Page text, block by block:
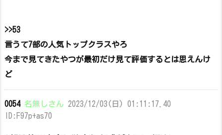
>>53
言うて7部の人気トップクラスやろ
今まで見てきたやつが最初だけ見て評価するとは思えんけ
ど
0054 名無しさん 2023/12/03(日) 01:11:17.40
ID:F97p+as70